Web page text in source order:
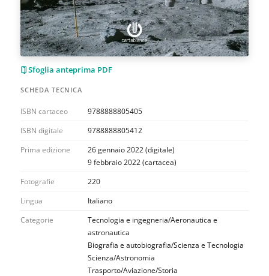
Sfoglia anteprima PDF
SCHEDA TECNICA
ISBN cartaceo
9788888805405
ISBN digitale
9788888805412
Prima edizione
26 gennaio 2022 (digitale)
9 febbraio 2022 (cartacea)
Fotografie
220
Lingua
Italiano
Categorie
Tecnologia e ingegneria/Aeronautica e
astronautica
Biografia e autobiografia/Scienza e Tecnologia
Scienza/Astronomia
Trasporto/Aviazione/Storia